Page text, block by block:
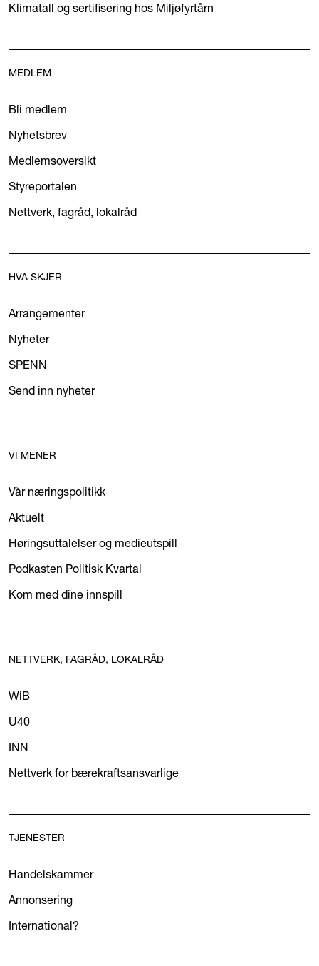
Klimatall og sertifisering hos Miljøfyrtårn
MEDLEM
Bli medlem
Nyhetsbrev
Medlemsoversikt
Styreportalen
Nettverk, fagråd, lokalråd
HVA SKJER
Arrangementer
Nyheter
SPENN
Send inn nyheter
VI MENER
Vår næringspolitikk
Aktuelt
Høringsuttalelser og medieutspill
Podkasten Politisk Kvartal
Kom med dine innspill
NETTVERK, FAGRÅD, LOKALRÅD
WiB
U40
INN
Nettverk for bærekraftsansvarlige
TJENESTER
Handelskammer
Annonsering
International?